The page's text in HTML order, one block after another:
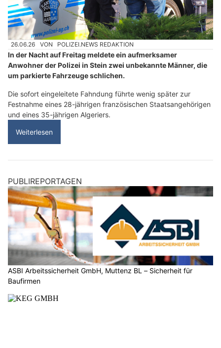
26.06.26 VON POLIZEI.NEWS REDAKTION
In der Nacht auf Freitag meldete ein aufmerksamer
Anwohner der Polizei in Stein zwei unbekannte Männer, die
um parkierte Fahrzeuge schlichen.
Die sofort eingeleitete Fahndung führte wenig später zur
Festnahme eines 28-jährigen französischen Staatsangehörigen
und eines 35-jährigen Algeriers.
Weiterlesen
PUBLIREPORTAGEN
ASBI Arbeitssicherheit GmbH, Muttenz BL – Sicherheit für
Baufirmen